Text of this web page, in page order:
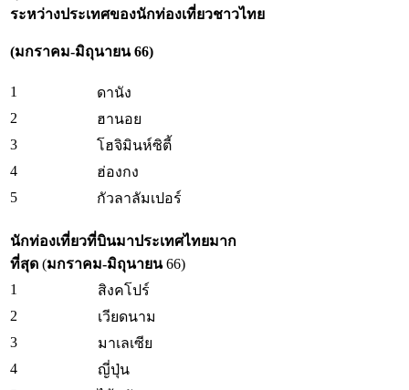
ระหว่างประเทศของนักท่องเที่ยวชาวไทย
(มกราคม-มิถุนายน 66)
1
ดานัง
2
ฮานอย
3
โฮจิมินห์ซิตี้
4
ฮ่องกง
5
กัวลาลัมเปอร์
นักท่องเที่ยวที่บินมาประเทศไทยมาก
ที่สุด (มกราคม-มิถุนายน66)
1
สิงคโปร์
2
เวียดนาม
3
มาเลเซีย
4
ญี่ปุ่น